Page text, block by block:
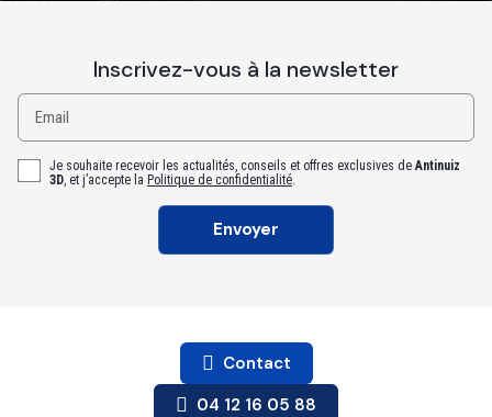
Inscrivez-vous à la newsletter
Email
Je souhaite recevoir les actualités, conseils et offres exclusives de Antinuiz
3D , et j’accepte la Politique de confidentialité
Contact
04 12 16 05 88